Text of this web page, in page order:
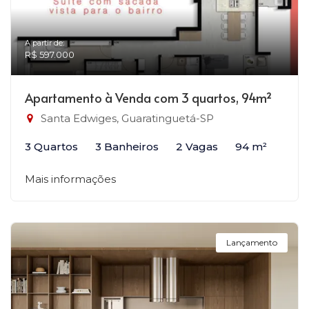
A partir de:
R$ 597.000
Apartamento à Venda com 3 quartos, 94m²
Santa Edwiges, Guaratinguetá-SP
3 Quartos 3 Banheiros 2 Vagas 94 m²
Mais informações
Lançamento